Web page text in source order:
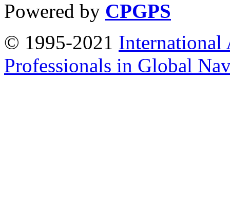
Powered by CPGPS
© 1995-2021 International
Professionals in Global